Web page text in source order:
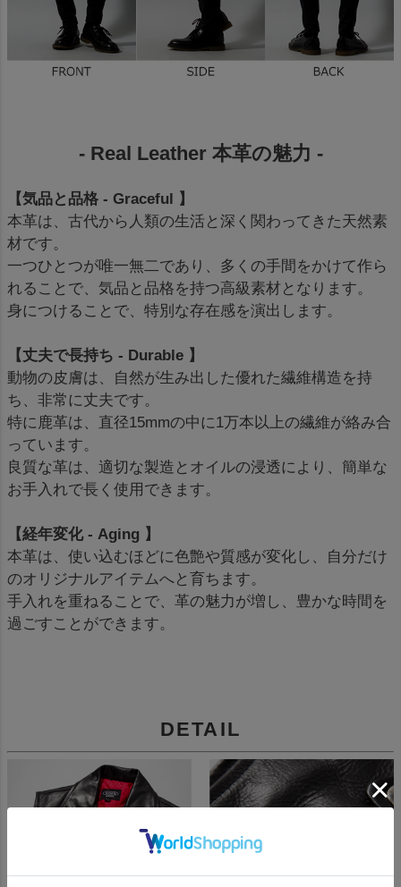
- Real Leather 本革の魅力 -
【気品と品格 - Graceful 】
本革は、古代から人類の生活と深く関わってきた天然素
材です。
一つひとつが唯一無二であり、多くの手間をかけて作ら
れることで、気品と品格を持つ高級素材となります。
身につけることで、特別な存在感を演出します。
【丈夫で長持ち - Durable 】
動物の皮膚は、自然が生み出した優れた繊維構造を持
ち、非常に丈夫です。
特に鹿革は、直径15mmの中に1万本以上の繊維が絡み合
っています。
良質な革は、適切な製造とオイルの浸透により、簡単な
お手入れで長く使用できます。
【経年変化 - Aging 】
本革は、使い込むほどに色艶や質感が変化し、自分だけ
のオリジナルアイテムへと育ちます。
手入れを重ねることで、革の魅力が増し、豊かな時間を
過ごすことができます。
DETAIL